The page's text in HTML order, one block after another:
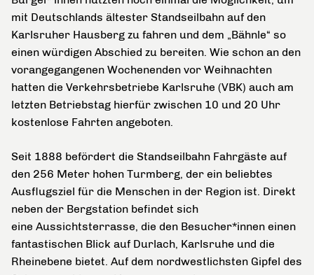
mit Deutschlands ältester Standseilbahn auf den
Karlsruher Hausberg zu fahren und dem „Bähnle“ so
einen würdigen Abschied zu bereiten. Wie schon an den
vorangegangenen Wochenenden vor Weihnachten
hatten die Verkehrsbetriebe Karlsruhe (VBK) auch am
letzten Betriebstag hierfür zwischen 10 und 20 Uhr
kostenlose Fahrten angeboten.
Seit 1888 befördert die Standseilbahn Fahrgäste auf
den 256 Meter hohen Turmberg, der ein beliebtes
Ausflugsziel für die Menschen in der Region ist. Direkt
neben der Bergstation befindet sich
eine Aussichtsterrasse, die den Besucher*innen einen
fantastischen Blick auf Durlach, Karlsruhe und die
Rheinebene bietet. Auf dem nordwestlichsten Gipfel des